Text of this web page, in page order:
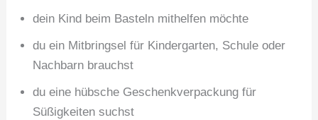
dein Kind beim Basteln mithelfen möchte
du ein Mitbringsel für Kindergarten, Schule oder
Nachbarn brauchst
du eine hübsche Geschenkverpackung für
Süßigkeiten suchst